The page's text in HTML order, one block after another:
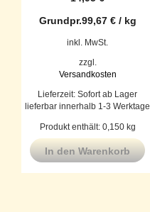
Grundpr.99,67 €/ kg
inkl. MwSt.
zzgl.
Versandkosten
Lieferzeit:Sofort ab Lager
lieferbar innerhalb 1-3 Werktage
Produkt enthält: 0,150 kg
In den Warenkorb